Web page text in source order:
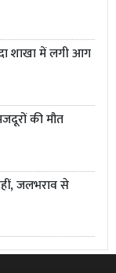
शाखा में लगी आग
की मौत
जलभराव से